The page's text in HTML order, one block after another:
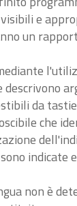
e
un
da
che
non è